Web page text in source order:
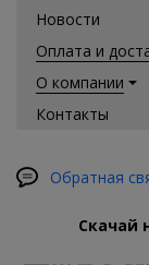
Новости
Оплата и
О компании
Контакты
Обратная
Скачай